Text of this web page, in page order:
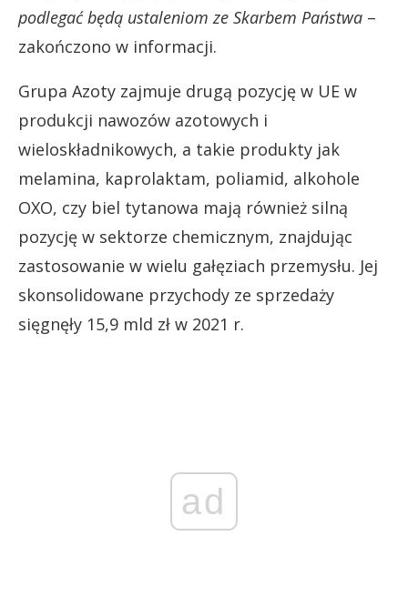
podlegać będą ustaleniom ze Skarbem Państwa –
zakończono w informacji.
Grupa Azoty zajmuje drugą pozycję w UE w
produkcji nawozów azotowych i
wieloskładnikowych, a takie produkty jak
melamina, kaprolaktam, poliamid, alkohole
OXO, czy biel tytanowa mają również silną
pozycję w sektorze chemicznym, znajdując
zastosowanie w wielu gałęziach przemysłu. Jej
skonsolidowane przychody ze sprzedaży
sięgnęły 15,9 mld zł w 2021 r.
ad